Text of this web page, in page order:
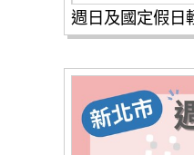
週日及國定假日